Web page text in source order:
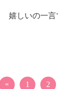
嬉しいの一言
« 1 2